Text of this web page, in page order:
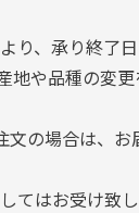
り、承り終了
地や品種の変
の場合は、
てはお受け致